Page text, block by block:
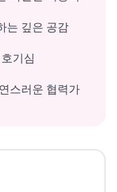
는 깊은 공감
기심
스러운 협력가